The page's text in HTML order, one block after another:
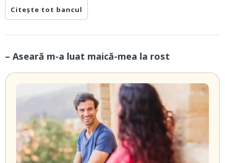
Citește tot bancul
– Aseară m-a luat maică-mea la rost